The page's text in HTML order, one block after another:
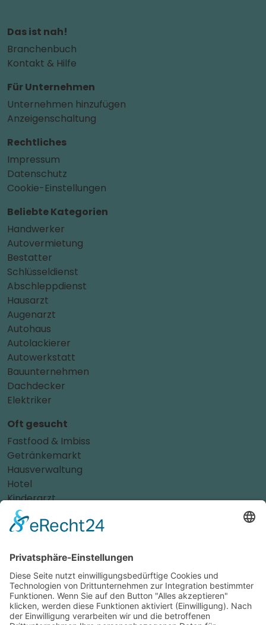
Das ist nah!
Branchenbuch
Kontakt & Hilfe
Für Unternehmen
Unternehmen hinzufügen
Anzeigenschaltung
Rechtliches
Impressum
Datenschutz
Cookie-Einstellungen
Beliebte Kategorien
Handwerker
Autovermietung
Bestatter
Schlüsseldienst
Abschleppdienst
Hausarzt
Augenarzt
Autohaus
Autolackierer
Autowerkstatt
Bauunternehmen
Dachdecker
Elektriker
Oft gesucht
Fastfood & Imbiss
Getränkemarkt
Hausverwaltung
Hotel
Kinderarzt
Personalvermittler
Weitere Sportvereine
Zahnarzt
Tennis
Tankstelle
Tierbedarf
Parken